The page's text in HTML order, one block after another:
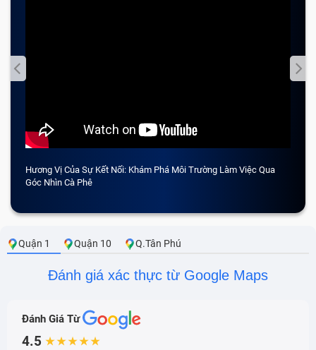
Hương Vị Của Sự Kết Nối: Khám Phá Môi Trường Làm Việc Qua
Góc Nhìn Cà Phê
Quận 1 Quận 10 Q.Tân Phú
Đánh giá xác thực từ Google Maps
Đánh Giá Từ
4.5 ★★★★★